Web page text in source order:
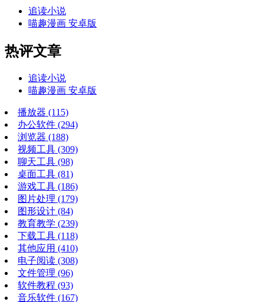
追读小说
喵趣漫画 安卓版
热评文章
追读小说
喵趣漫画 安卓版
播放器 (115)
办公软件 (294)
浏览器 (188)
视频工具 (309)
聊天工具 (98)
桌面工具 (81)
游戏工具 (186)
图片处理 (179)
图形设计 (84)
教育教学 (239)
下载工具 (118)
其他应用 (410)
电子阅读 (308)
文件管理 (96)
软件教程 (93)
音乐软件 (167)